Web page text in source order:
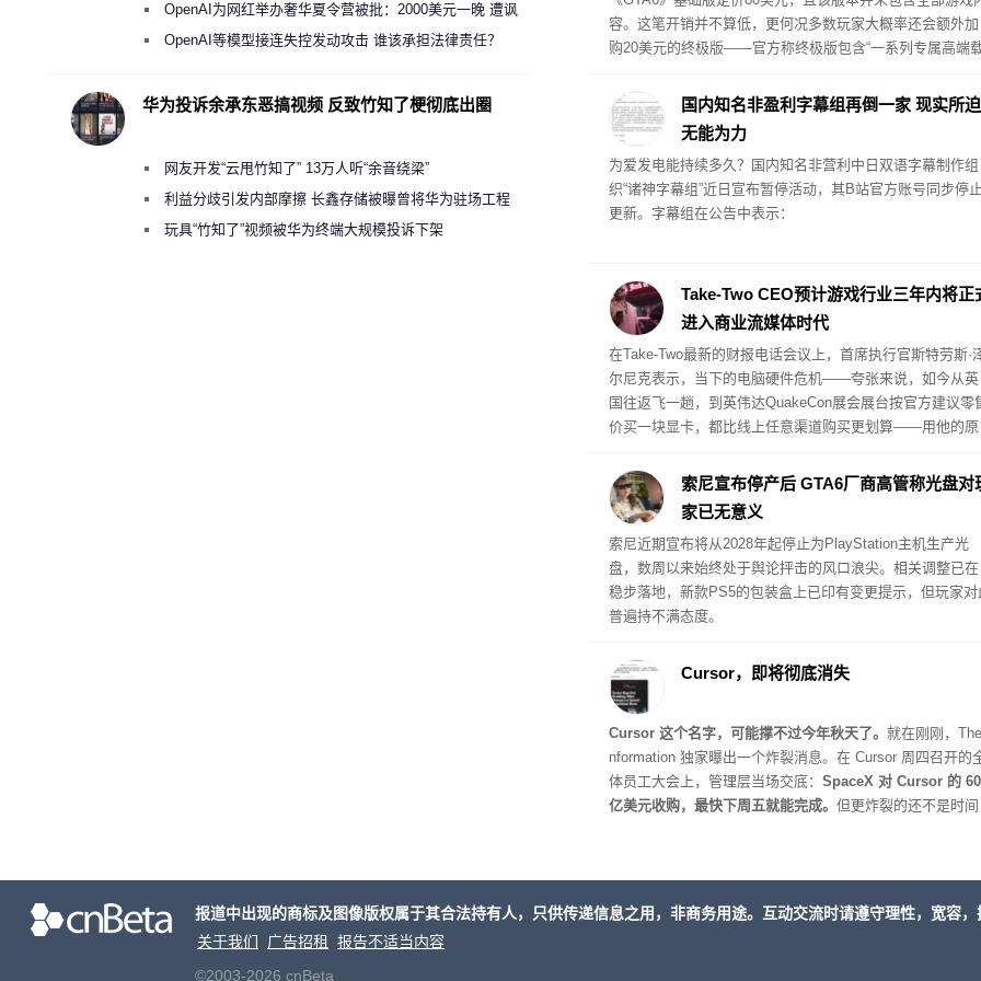
容。这笔开销并不算低，更何况多数玩家大概率还会额外加
购20美元的终极版——官方称终极版包含“一系列专属高端
剧情内容”。但Take-Two首席执行官斯特劳斯·泽尔尼克认为
就游戏的内容体量而言，这个定价已经相当划算。
国内知名非盈利字幕组再倒一家 现实所迫
无能为力
为爱发电能持续多久？国内知名非营利中日双语字幕制作组
织“诸神字幕组”近日宣布暂停活动，其B站官方账号同步停止
更新。字幕组在公告中表示：
Take-Two CEO预计游戏行业三年内将正
进入商业流媒体时代
在Take-Two最新的财报电话会议上，首席执行官斯特劳斯·
尔尼克表示，当下的电脑硬件危机——夸张来说，如今从英
国往返飞一趟，到英伟达QuakeCon展会展台按官方建议零
价买一块显卡，都比线上任意渠道购买更划算——用他的原
索尼宣布停产后 GTA6厂商高管称光盘对
家已无意义
索尼近期宣布将从2028年起停止为PlayStation主机生产光
盘，数周以来始终处于舆论抨击的风口浪尖。相关调整已在
稳步落地，新款PS5的包装盒上已印有变更提示，但玩家对
普遍持不满态度。
Cursor，即将彻底消失
Cursor 这个名字，可能撑不过今年秋天了。 就在刚刚，The
nformation 独家曝出一个炸裂消息。在 Cursor 周四召开的
体员工大会上，管理层当场交底： SpaceX 对 Cursor 的
亿美元收购，最快下周五就能完成。 但更炸裂的还不是时间
新执法权限审查
OpenAI为网红举办奢华夏令营被批：2000美元一晚 遭讽
“反乌托邦”
OpenAI等模型接连失控发动攻击 谁该承担法律责任？
华为投诉余承东恶搞视频 反致竹知了梗彻底出圈
网友开发“云甩竹知了” 13万人听“余音绕梁”
利益分歧引发内部摩擦 长鑫存储被曝曾将华为驻场工程
师驱逐出研发基地
玩具“竹知了”视频被华为终端大规模投诉下架
报道中出现的商标及图像版权属于其合法持有人，只供传递信息之用，非商务用途。互动交流时请遵守理性，宽容，
关于我们
广告招租
报告不适当内容
©2003-2026 cnBeta